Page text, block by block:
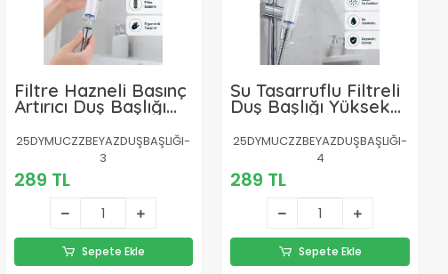
Filtre Hazneli Basınç
Artırıcı Duş Başlığı
25DYMUCZZBEYAZDUŞBAŞLIĞI-
3
289 TL
Sepete Ekle
Su Tasarruflu Filtreli
Duş Başlığı Yüksek
Başlığı
25DYMUCZZBEYAZDUŞBAŞLIĞI-
4
289 TL
Sepete Ekle